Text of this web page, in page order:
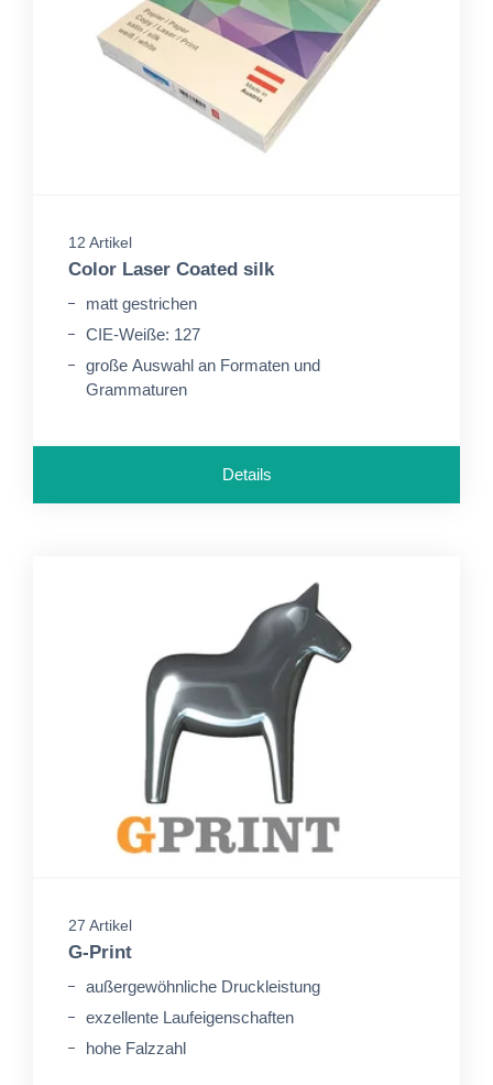
12 Artikel
Color Laser Coated silk
matt gestrichen
CIE-Weiße: 127
große Auswahl an Formaten und
Grammaturen
Details
27 Artikel
G-Print
außergewöhnliche Druckleistung
exzellente Laufeigenschaften
hohe Falzzahl